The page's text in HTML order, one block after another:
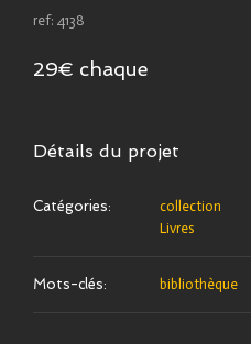
ref: 4138
29€ chaque
Détails du projet
Catégories:
collection
Livres
Mots-clés: bibliothèque